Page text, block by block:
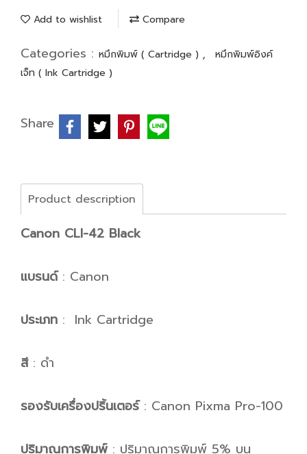
Add to wishlist Compare
Categories : หมึกพิมพ์ ( Cartridge ) ,
หมึกพิมพ์อิงค์
เจ็ท ( Ink Cartridge )
Share
Product description
Canon CLI-42 Black
แบรนด์: Canon
ประเภท : Ink Cartridge
สี: ดำ
รองรับเครื่องปริ้นเตอร์: Canon Pixma Pro-100
ปริมาณการพิมพ์ : ปริมาณการพิมพ์ 5% บน